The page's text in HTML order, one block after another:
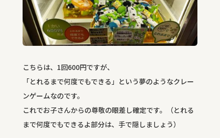
こちらは、1回600円ですが、
「とれるまで何度でもできる」という夢のようなクレー
ンゲームなのです。
これでお子さんからの尊敬の眼差し確定です。（とれる
まで何度でもできるよ部分は、手で隠しましょう）